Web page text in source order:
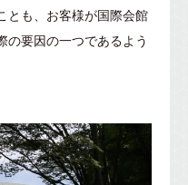
とも、お客様が国際会館
の要因の一つであるよう